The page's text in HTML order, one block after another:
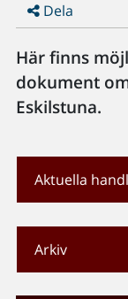
Dela
Här finns
dokument
Eskilstuna.
Aktuella
Arkiv